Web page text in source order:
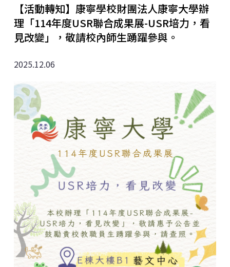
【活動轉知】康寧學校財團法人康寧大學辦
理「114年度USR聯合成果展-USR培力，看
見改變」，敬請校內師生踴躍參與。
2025.12.06